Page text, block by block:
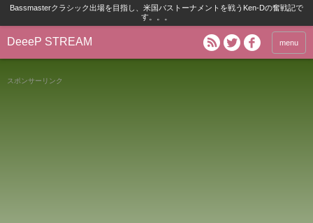
Bassmasterクラシック出場を目指し、米国バストーナメントを戦うKen-Dの奮戦記で
す。。。
DeeeP STREAM menu
スポンサーリンク